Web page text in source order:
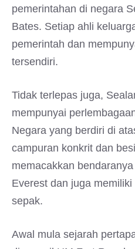
pemerintahan di negara
Bates. Setiap ahli
pemerintah dan
tersendiri.
Tidak terlepas juga,
mempunyai
Negara yang berdiri di
campuran konkrit dan
memacakkan
Everest dan juga
sepak.
Awal mula sejarah